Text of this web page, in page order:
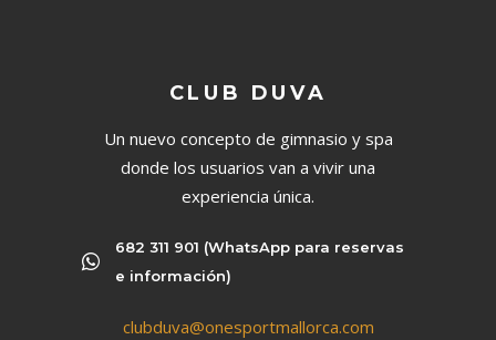
CLUB DUVA
Un nuevo concepto de gimnasio y spa
donde los usuarios van a vivir una
experiencia única.
682 311 901 (WhatsApp para reservas
e información)
clubduva@onesportmallorca.com